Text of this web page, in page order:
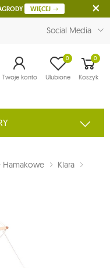
WIĘCEJ
Social Media
Twoje konto Ulubione
0 0
Koszyk
Hamakowe
Klara